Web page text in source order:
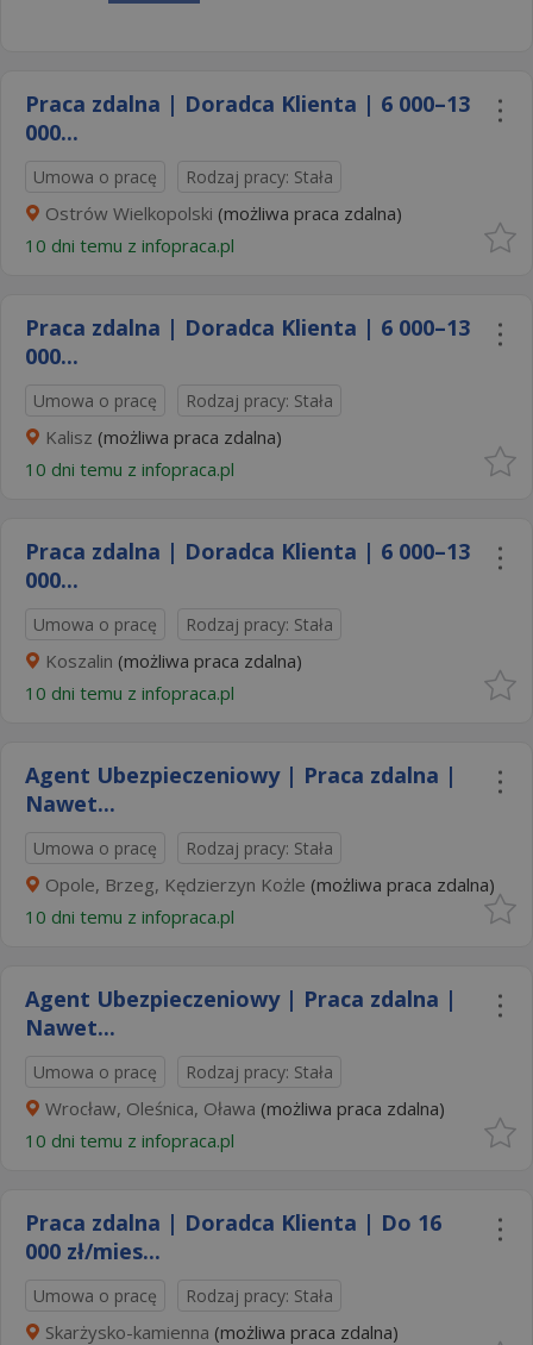
Praca zdalna | Doradca Klienta | 6 000–13
000...
Umowa o pracę Rodzaj pracy: Stała
Ostrów Wielkopolski (możliwa praca zdalna)
10 dni temu z infopraca.pl
Praca zdalna | Doradca Klienta | 6 000–13
000...
Umowa o pracę Rodzaj pracy: Stała
Kalisz (możliwa praca zdalna)
10 dni temu z infopraca.pl
Praca zdalna | Doradca Klienta | 6 000–13
000...
Umowa o pracę Rodzaj pracy: Stała
Koszalin (możliwa praca zdalna)
10 dni temu z infopraca.pl
Agent Ubezpieczeniowy | Praca zdalna |
Nawet...
Umowa o pracę Rodzaj pracy: Stała
Opole, Brzeg, Kędzierzyn Kożle (możliwa praca zdalna)
10 dni temu z infopraca.pl
Agent Ubezpieczeniowy | Praca zdalna |
Nawet...
Umowa o pracę Rodzaj pracy: Stała
Wrocław, Oleśnica, Oława (możliwa praca zdalna)
10 dni temu z infopraca.pl
Praca zdalna | Doradca Klienta | Do 16
000 zł/mies...
Umowa o pracę Rodzaj pracy: Stała
Skarżysko-kamienna (możliwa praca zdalna)